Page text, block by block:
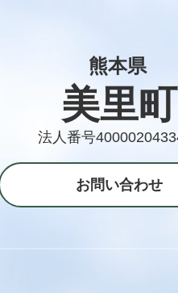
熊本県
美里町
法人番号
お問い合わせ